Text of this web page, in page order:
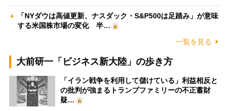
「NYダウは高値更新、ナスダック・S&P500は足踏み」が意味
する米国株市場の変化 半…
一覧を見る
大前研一「ビジネス新大陸」の歩き方
「イラン戦争を利用して儲けている」利益相反と
の批判が強まるトランプファミリーの不正蓄財
疑…